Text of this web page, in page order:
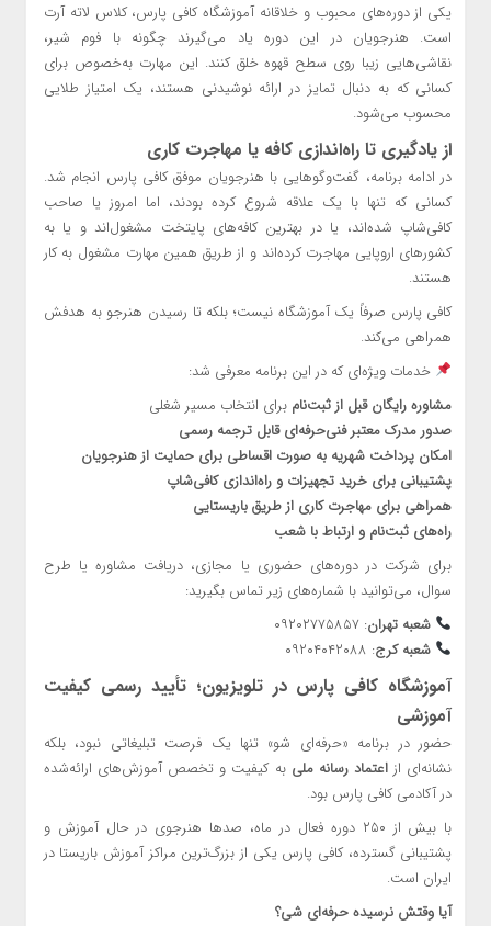
یکی از دوره‌های محبوب و خلاقانه آموزشگاه کافی پارس، کلاس لاته آرت
است. هنرجویان در این دوره یاد می‌گیرند چگونه با فوم شیر،
نقاشی‌هایی زیبا روی سطح قهوه خلق کنند. این مهارت به‌خصوص برای
کسانی که به دنبال تمایز در ارائه نوشیدنی هستند، یک امتیاز طلایی
محسوب می‌شود.
از یادگیری تا راه‌اندازی کافه یا مهاجرت کاری
در ادامه برنامه، گفت‌وگوهایی با هنرجویان موفق کافی پارس انجام شد.
کسانی که تنها با یک علاقه شروع کرده بودند، اما امروز یا صاحب
کافی‌شاپ شده‌اند، یا در بهترین کافه‌های پایتخت مشغول‌اند و یا به
کشورهای اروپایی مهاجرت کرده‌اند و از طریق همین مهارت مشغول به کار
هستند.
کافی پارس صرفاً یک آموزشگاه نیست؛ بلکه تا رسیدن هنرجو به هدفش
همراهی می‌کند.
خدمات ویژه‌ای که در این برنامه معرفی شد:
مشاوره رایگان قبل از ثبت‌نام برای انتخاب مسیر شغلی
صدور مدرک معتبر فنی‌حرفه‌ای قابل ترجمه رسمی
امکان پرداخت شهریه به صورت اقساطی برای حمایت از هنرجویان
پشتیبانی برای خرید تجهیزات و راه‌اندازی کافی‌شاپ
همراهی برای مهاجرت کاری از طریق باریستایی
راه‌های ثبت‌نام و ارتباط با شعب
برای شرکت در دوره‌های حضوری یا مجازی، دریافت مشاوره یا طرح
سوال، می‌توانید با شماره‌های زیر تماس بگیرید:
شعبه تهران: ۰۹۲۰۲۷۷۵۸۵۷
شعبه کرج: ۰۹۲۰۴۰۴۲۰۸۸
آموزشگاه کافی پارس در تلویزیون؛ تأیید رسمی کیفیت
آموزشی
حضور در برنامه «حرفه‌ای شو» تنها یک فرصت تبلیغاتی نبود، بلکه
نشانه‌ای ازاعتماد رسانه ملی به کیفیت و تخصص آموزش‌های ارائه‌شده
در آکادمی کافی پارس بود.
با بیش از ۲۵۰ دوره فعال در ماه، صدها هنرجوی در حال آموزش و
پشتیبانی گسترده، کافی پارس یکی از بزرگ‌ترین مراکز آموزش باریستا در
ایران است.
آیا وقتش نرسیده حرفه‌ای شی؟